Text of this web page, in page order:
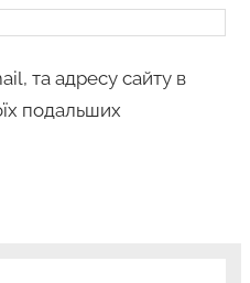
та адресу сайту в
подальших